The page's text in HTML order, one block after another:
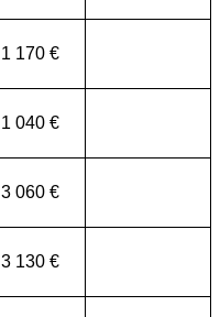
1 170 €
1 040 €
3 060 €
3 130 €